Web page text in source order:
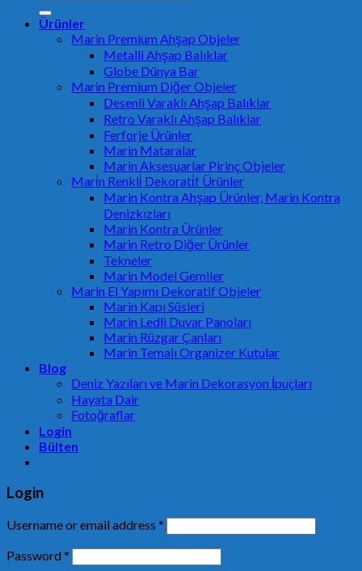
for:
Ürünler
Marin Premium Ahşap Objeler
Metalli Ahşap Balıklar
Globe Dünya Bar
Marin Premium Diğer Objeler
Desenli Varaklı Ahşap Balıklar
Retro Varaklı Ahşap Balıklar
Ferforje Ürünler
Marin Mataralar
Marin Aksesuarlar Pirinç Objeler
Mari̇n Renkli̇ Dekorati̇f Ürünler
Marin Kontra Ahşap Ürünler, Marin Kontra
Denizkızları
Marin Kontra Ürünler
Marin Retro Diğer Ürünler
Tekneler
Marin Model Gemiler
Marin El Yapımı Dekoratif Objeler
Marin Kapı Süsleri
Marin Ledli Duvar Panoları
Marin Rüzgar Çanları
Marin Temalı Organizer Kutular
Blog
Deniz Yazıları ve Marin Dekorasyon İpuçları
Hayata Dair
Fotoğraflar
Login
Bülten
Login
Username or email address *
Password*